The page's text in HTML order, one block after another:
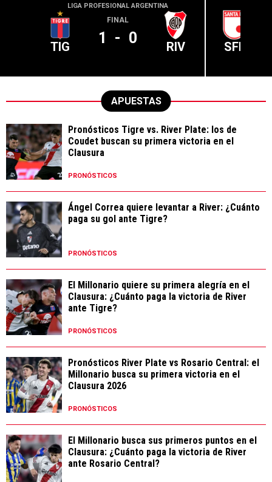
LIGA PROFESIONAL ARGENTINA
TIG
FINAL
1 - 0 RIV SFE
APUESTAS
Pronósticos Tigre vs. River Plate: los de
Coudet buscan su primera victoria en el
Clausura
PRONÓSTICOS
Ángel Correa quiere levantar a River: ¿Cuánto
paga su gol ante Tigre?
PRONÓSTICOS
El Millonario quiere su primera alegría en el
Clausura: ¿Cuánto paga la victoria de River
ante Tigre?
PRONÓSTICOS
Pronósticos River Plate vs Rosario Central: el
Millonario busca su primera victoria en el
Clausura 2026
PRONÓSTICOS
El Millonario busca sus primeros puntos en el
Clausura: ¿Cuánto paga la victoria de River
ante Rosario Central?